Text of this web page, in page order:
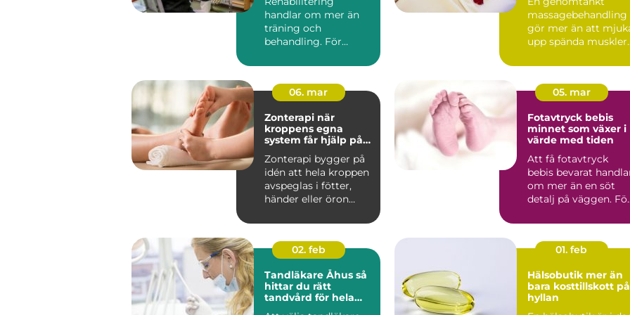
handlar om mer än
träning och
behandling. För
rehab vägen tillbaka...
hela kroppen
massagebehandling
gör mer än att
upp spända muskler.
stressnivåer,...
06. mar
Zonterapi när
kroppens egna
system får hjälp på
Zonterapi bygger på
idén att hela kroppen
avspeglas i fötter,
händer eller öron
05. mar
Fotavtryck bebis
minnet som växer i
värde med tiden
Att få fotavtryck
bebis bevarat
om mer än en söt
detalj på väggen. För
02. feb
Tandläkare Åhus så
hittar du rätt
tandvård för hela
01. feb
Hälsobutik mer än
bara kosttillskott på
hyllan